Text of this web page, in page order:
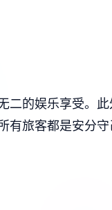
的娱乐享受。
旅客都是安分